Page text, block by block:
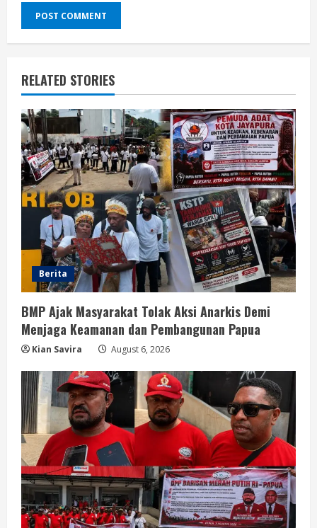
RELATED STORIES
Berita
BMP Ajak Masyarakat Tolak Aksi Anarkis Demi
Menjaga Keamanan dan Pembangunan Papua
Kian Savira August 6, 2026